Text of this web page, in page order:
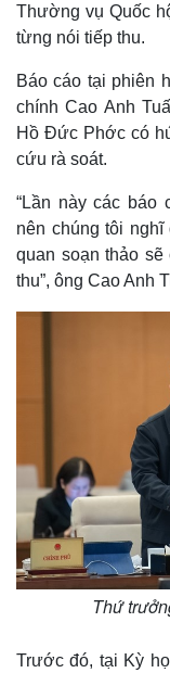
Thường vụ Quốc
từng nói tiếp thu.
Báo cáo tại phiên
chính Cao Anh
Hồ Đức Phớc có
cứu rà soát.
“Lần này các báo
nên chúng tôi
quan soạn thảo
thu”, ông Cao Anh
Thứ
Trước đó, tại Kỳ